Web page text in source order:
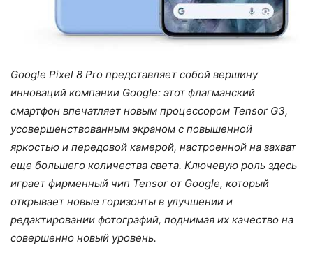
Google Pixel 8 Pro представляет собой вершину
инноваций компании Google: этот флагманский
смартфон впечатляет новым процессором Tensor G3,
усовершенствованным экраном с повышенной
яркостью и передовой камерой, настроенной на захват
еще большего количества света. Ключевую роль здесь
играет фирменный чип Tensor от Google, который
открывает новые горизонты в улучшении и
редактировании фотографий, поднимая их качество на
совершенно новый уровень.